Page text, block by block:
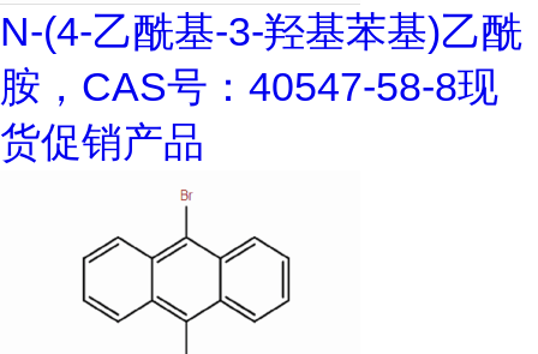
N-(4-乙酰基-3-羟基苯基)乙酰
胺，CAS号：40547-58-8现
货促销产品